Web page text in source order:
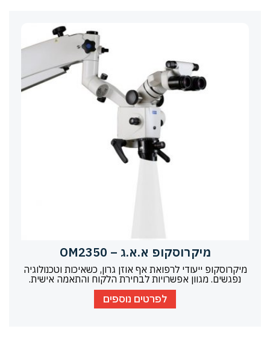
מיקרוסקופ א.א.ג – OM2350
מיקרוסקופ ייעודי לרפואת אף אוזן גרון, כשאיכות וטכנולוגיה
נפגשים. מגוון אפשרויות לבחירת הלקוח והתאמה אישית.
לפרטים נוספים